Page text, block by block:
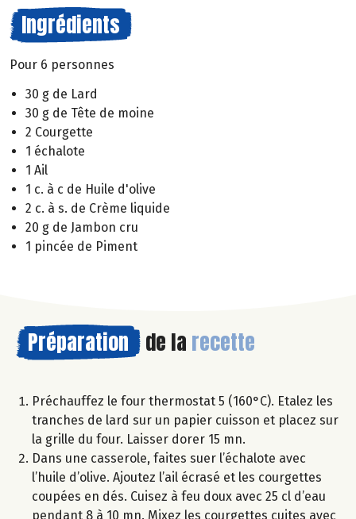
Ingrédients
Pour 6 personnes
30 g de Lard
30 g de Tête de moine
2 Courgette
1 échalote
1 Ail
1 c. à c de Huile d'olive
2 c. à s. de Crème liquide
20 g de Jambon cru
1 pincée de Piment
Préparation de la recette
Préchauffez le four thermostat 5 (160°C). Etalez les
tranches de lard sur un papier cuisson et placez sur
la grille du four. Laisser dorer 15 mn.
Dans une casserole, faites suer l’échalote avec
l’huile d’olive. Ajoutez l’ail écrasé et les courgettes
coupées en dés. Cuisez à feu doux avec 25 cl d’eau
pendant 8 à 10 mn. Mixez les courgettes cuites avec